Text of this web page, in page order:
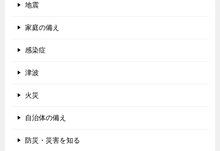
地震
家庭の備え
感染症
津波
火災
自治体の備え
防災・災害を知る